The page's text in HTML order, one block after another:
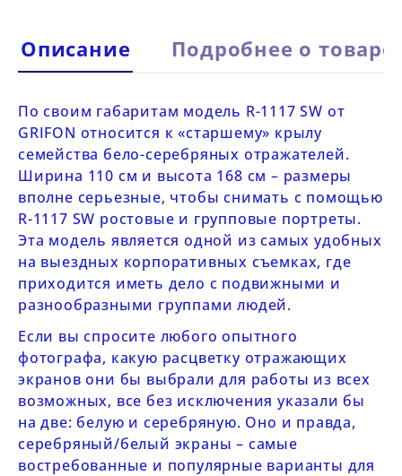
Описание Подробнее о товаре
По своим габаритам модель R-1117 SW от
GRIFON относится к «старшему» крылу
семейства бело-серебряных отражателей.
Ширина 110 см и высота 168 см – размеры
вполне серьезные, чтобы снимать с помощью
R-1117 SW ростовые и групповые портреты.
Эта модель является одной из самых удобных
на выездных корпоративных съемках, где
приходится иметь дело с подвижными и
разнообразными группами людей.
Если вы спросите любого опытного
фотографа, какую расцветку отражающих
экранов они бы выбрали для работы из всех
возможных, все без исключения указали бы
на две: белую и серебряную. Оно и правда,
серебряный/белый экраны – самые
востребованные и популярные варианты для